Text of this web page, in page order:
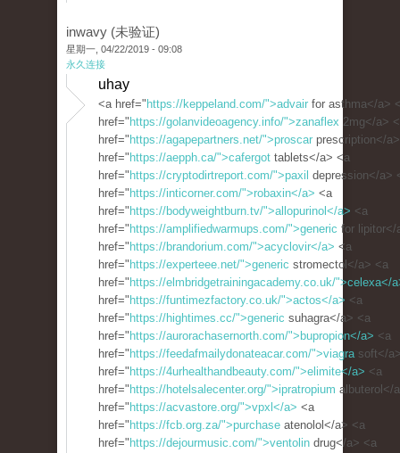
inwavy (未验证)
星期一, 04/22/2019 - 09:08
永久连接
uhay
<a href=" https://keppeland.com/">advair for asthma</a>
href=" https://golanvideoagency.info/">zanaflex 2mg</a>
href=" https://agapepartners.net/">proscar prescription</
href=" https://aepph.ca/">cafergot tablets</a> <a
href=" https://cryptodirtreport.com/">paxil depression</a>
href=" https://inticorner.com/">robaxin</a> <a
href=" https://bodyweightburn.tv/">allopurinol</a> <a
href=" https://amplifiedwarmups.com/">generic for lipitor</
href=" https://brandorium.com/">acyclovir</a> <a
href=" https://experteee.net/">generic stromectol</a> <a
href=" https://elmbridgetrainingacademy.co.uk/">celexa</
href=" https://funtimezfactory.co.uk/">actos</a> <a
href=" https://hightimes.cc/">generic suhagra</a> <a
href=" https://aurorachasernorth.com/">bupropion</a> <a
href=" https://feedafmailydonateacar.com/">viagrasoft</
href=" https://4urhealthandbeauty.com/">elimite</a> <a
href=" https://hotelsalecenter.org/">ipratropium albuterol</
href=" https://acvastore.org/">vpxl</a> <a
href=" https://fcb.org.za/">purchase atenolol</a> <a
href=" https://dejourmusic.com/">ventolin drug</a> <a